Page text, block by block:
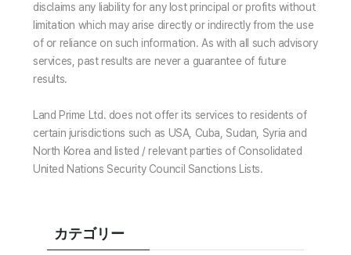
disclaims any liability for any lost principal or profits without
limitation which may arise directly or indirectly from the use
of or reliance on such information. As with all such advisory
services, past results are never a guarantee of future
results.
Land Prime Ltd. does not offer its services to residents of
certain jurisdictions such as USA, Cuba, Sudan, Syria and
North Korea and listed / relevant parties of Consolidated
United Nations Security Council Sanctions Lists.
カテゴリー